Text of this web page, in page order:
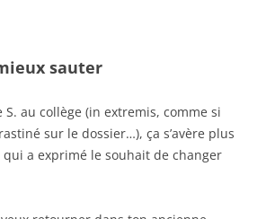
sauter
S. au collège (in extremis, comme si
sur le dossier…), ça s’avère plus
a exprimé le souhait de changer